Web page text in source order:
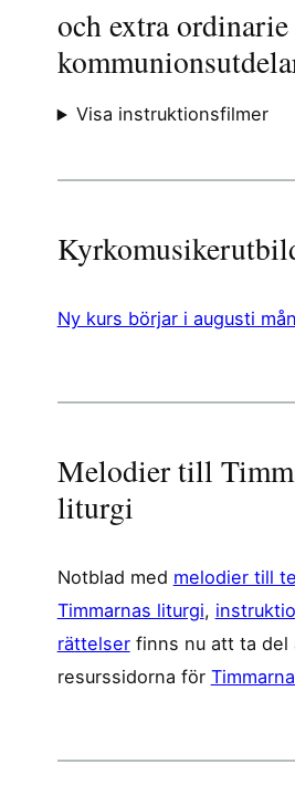
och extra ordinarie
Visa instruktionsfilmer
Ny kurs börjar i augusti
Melodier till
liturgi
Notblad med melodier till
Timmarnas liturgi,
rättelserfinns nu att ta del
resurssidorna för